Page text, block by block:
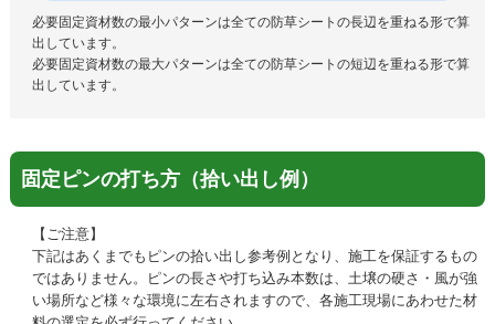
必要固定資材数の最小パターンは全ての防草シートの長辺を重ねる形で算
出しています。
必要固定資材数の最大パターンは全ての防草シートの短辺を重ねる形で算
出しています。
固定ピンの打ち方（拾い出し例）
【ご注意】
下記はあくまでもピンの拾い出し参考例となり、施工を保証するもの
ではありません。ピンの長さや打ち込み本数は、土壌の硬さ・風が強
い場所など様々な環境に左右されますので、各施工現場にあわせた材